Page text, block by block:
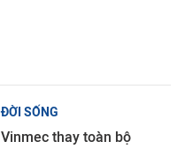
ĐỜI SỐNG
Vinmec thay toàn bộ